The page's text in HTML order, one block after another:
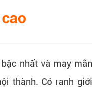
nhất và may mắn
thành. Có ranh giới